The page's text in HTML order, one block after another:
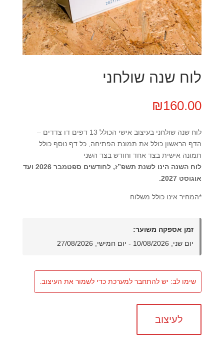
לוח שנה שולחני
₪160.00
לוח שנה שולחני בעיצוב אישי הכולל 13 דפים דו צדדים –
הדף הראשון כולל את תמונת הפתיחה, כל דף נוסף כולל
תמונה אישית בצד אחד וחודש בצד השני
לוח השנה הינו לשנת תשפ”ז, לחודשים ספטמבר 2026 ועד
אוגוסט 2027.
*המחיר אינו כולל משלוח
זמן אספקה משוער:
יום שני, 10/08/2026 - יום חמישי, 27/08/2026
שימו לב: יש להתחבר למערכת כדי לשמור את העיצוב.
לעיצוב